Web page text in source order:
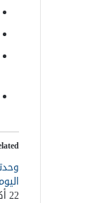
22 أكتوبر، 2022